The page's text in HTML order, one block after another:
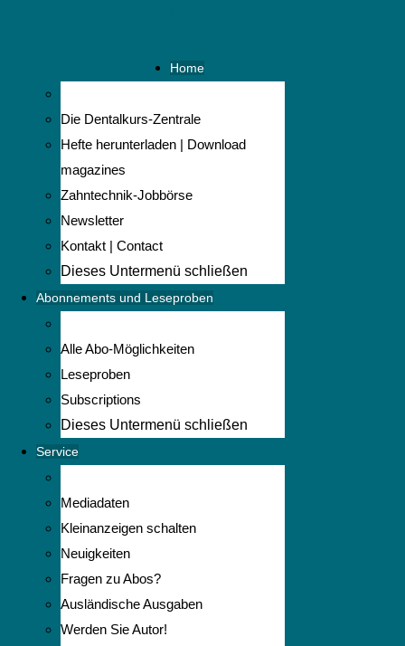
Home
Die Dentalkurs-Zentrale
Hefte herunterladen | Download
magazines
Zahntechnik-Jobbörse
Newsletter
Kontakt | Contact
Dieses Untermenü schließen
Abonnements und Leseproben
Alle Abo-Möglichkeiten
Leseproben
Subscriptions
Dieses Untermenü schließen
Service
Mediadaten
Kleinanzeigen schalten
Neuigkeiten
Fragen zu Abos?
Ausländische Ausgaben
Werden Sie Autor!